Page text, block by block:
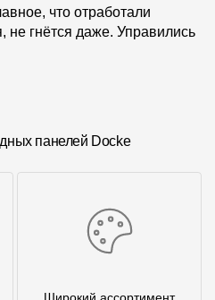
что отработали
не гнётся даже. Управились
панелей Docke